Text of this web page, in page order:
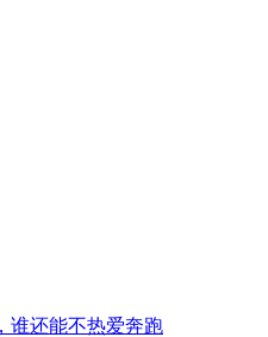
谁还能不热爱奔跑